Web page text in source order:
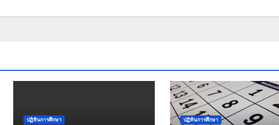
ปฏิทินการศึกษา ปฏิทินการศึกษา